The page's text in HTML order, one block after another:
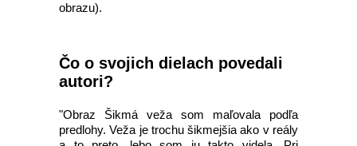
obrazu).
Čo o svojich dielach povedali
autori?
"Obraz Šikmá veža som maľovala podľa
predlohy. Veža je trochu šikmejšia ako v reály